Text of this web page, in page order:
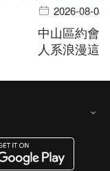
2026-08-08
中山區約會
人系浪漫這